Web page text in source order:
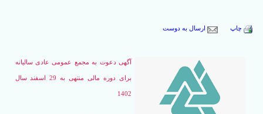
چاپ ارسال به دوست
آگهی دعوت به مجمع عمومی عادی سالیانه
برای دوره مالی منتهی به 29 اسفند سال
1402